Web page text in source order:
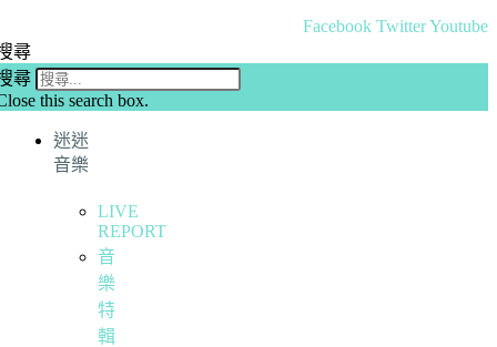
Facebook TwitterYoutube
尋
尋
this search box.
迷迷
音樂
LIVE
REPORT
音
樂
特
輯